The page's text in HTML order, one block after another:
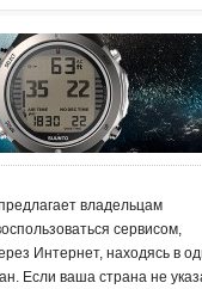
владельцам
сервисом,
Интернет, находясь в
Если ваша страна не